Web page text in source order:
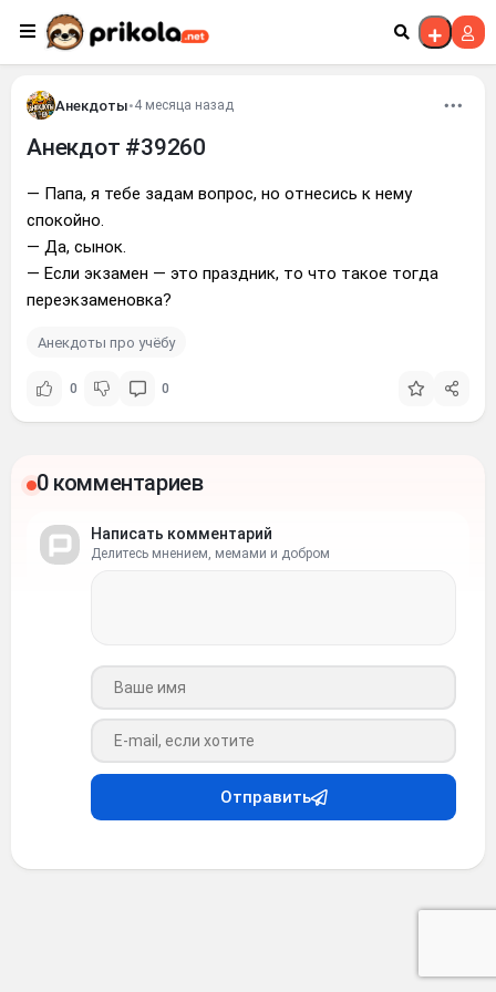
Перейти к контенту
Анекдоты•4 месяца назад
Анекдот #39260
— Папа, я тебе задам вопрос, но отнесись к нему
спокойно.
— Да, сынок.
— Если экзамен — это праздник, то что такое тогда
переэкзаменовка?
Анекдоты про учёбу
0 0
0 комментариев
Написать комментарий
Делитесь мнением, мемами и добром
Ваше имя
Ваш e-mail
Отправить